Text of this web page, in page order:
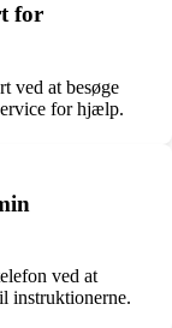
for
ved at besøge
for hjælp.
ved at
instruktionerne.